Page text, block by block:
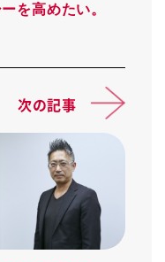
を高めたい。
次の記事